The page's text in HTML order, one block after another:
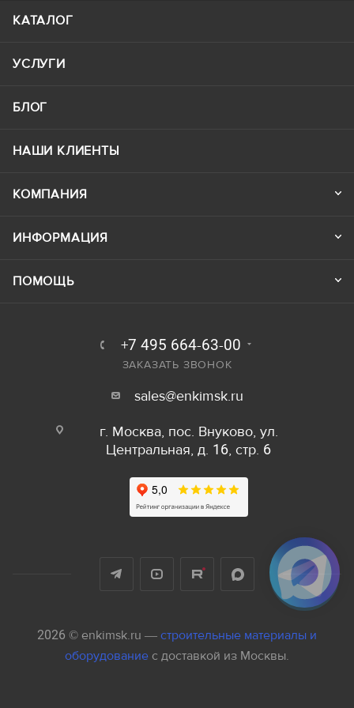
КАТАЛОГ
УСЛУГИ
БЛОГ
НАШИ КЛИЕНТЫ
КОМПАНИЯ
ИНФОРМАЦИЯ
ПОМОЩЬ
+7 495 664-63-00
ЗАКАЗАТЬ ЗВОНОК
sales@enkimsk.ru
г. Москва, пос. Внуково, ул.
Центральная, д. 16, стр. 6
2026 © enkimsk.ru — строительные материалы и
оборудование с доставкой из Москвы.